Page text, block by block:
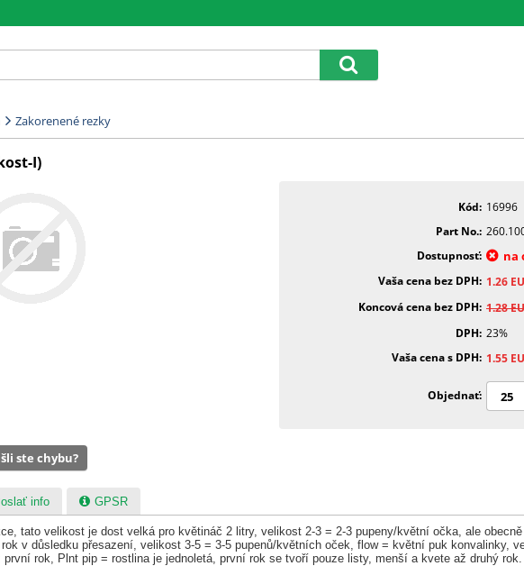
Zakorenené rezky
I)
Kód 16996
Part No.
Dostupnosť
na
Vaša cena bez DPH 1.26
Koncová cena bez DPH 1.28
DPH 23%
Vaša cena s DPH 1.55
Objednať
ste chybu?
info GPSR
tato velikost je dost velká pro květináč 2 litry, velikost 2-3 = 2-3 pupeny/květní očka, ale
v důsledku přesazení, velikost 3-5 = 3-5 pupenů/květních oček, flow = květní puk konvalinky,
rok, Plnt pip = rostlina je jednoletá, první rok se tvoří pouze listy, menší a kvete až druhý rok.